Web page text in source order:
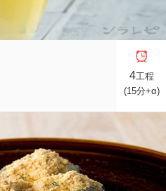
4工程
(15分+α)